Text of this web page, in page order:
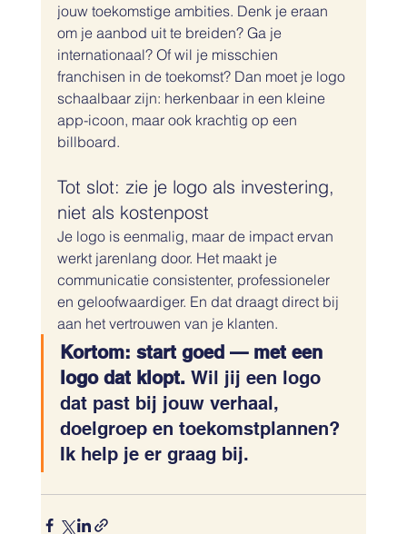
jouw toekomstige ambities. Denk je eraan
om je aanbod uit te breiden? Ga je
internationaal? Of wil je misschien
franchisen in de toekomst? Dan moet je logo
schaalbaar zijn: herkenbaar in een kleine
app-icoon, maar ook krachtig op een
billboard.
Tot slot: zie je logo als investering,
niet als kostenpost
Je logo is eenmalig, maar de impact ervan
werkt jarenlang door. Het maakt je
communicatie consistenter, professioneler
en geloofwaardiger. En dat draagt direct bij
aan het vertrouwen van je klanten.
Kortom: start goed — met een
logo dat klopt. Wil jij een logo
dat past bij jouw verhaal,
doelgroep en toekomstplannen?
Ik help je er graag bij.